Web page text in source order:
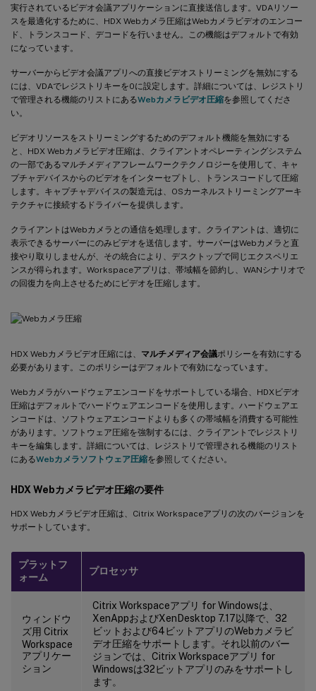
実行されているビデオ会議アプリケーションに直接送信します。VDAリソー
スを最適化するために、HDX Webカメラ圧縮はWebカメラビデオのエンコー
ド、トランスコード、デコードを行いません。この機能はデフォルトで有効
になっています。
サーバーからビデオ会議アプリへの直接ビデオストリーミングを無効にする
には、VDAでレジストリキーを0に設定します。詳細については、レジストリ
で管理される機能のリストにあるWebカメラビデオ圧縮を参照してくださ
い。
ビデオリソースをストリーミングするためのデフォルト機能を無効にする
と、HDX Webカメラビデオ圧縮は、クライアントオペレーティングシステム
の一部であるマルチメディアフレームワークテクノロジーを使用して、キャ
プチャデバイスからのビデオをインターセプトし、トランスコードして圧縮
します。キャプチャデバイスの製造元は、OSカーネルストリーミングアーキ
テクチャに接続するドライバーを提供します。
クライアントはWebカメラとの通信を処理します。クライアントは、適切に
表示できるサーバーにのみビデオを送信します。サーバーはWebカメラと直
接やり取りしませんが、その統合により、デスクトップで同じエクスペリエ
ンスが得られます。Workspaceアプリは、帯域幅を節約し、WANシナリオで
の回復力を向上させるためにビデオを圧縮します。
HDX Webカメラビデオ圧縮には、 マルチメディア会議ポリシーを有効にする
必要があります。このポリシーはデフォルトで有効になっています。
Webカメラがハードウェアエンコードをサポートしている場合、HDXビデオ
圧縮はデフォルトでハードウェアエンコードを使用します。ハードウェアエ
ンコードは、ソフトウェアエンコードよりも多くの帯域幅を消費する可能性
があります。ソフトウェア圧縮を強制するには、クライアントでレジストリ
キーを編集します。詳細については、レジストリで管理される機能のリスト
にあるWebカメラソフトウェア圧縮を参照してください。
HDX Webカメラビデオ圧縮の要件
HDX Webカメラビデオ圧縮は、Citrix Workspaceアプリの次のバージョンを
サポートしています。
プラットフ
ォーム
プロセッサ
ウィンドウ
ズ用 Citrix
Workspace
アプリケー
ション
Citrix Workspaceアプリ for Windowsは、
XenAppおよびXenDesktop 7.17以降で、32
ビットおよび64ビットアプリのWebカメラビ
デオ圧縮をサポートします。それ以前のバー
ジョンでは、Citrix Workspaceアプリ for
Windowsは32ビットアプリのみをサポートし
ます。